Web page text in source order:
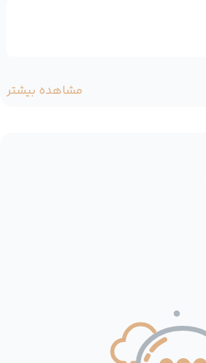
مشاهده بیشتر